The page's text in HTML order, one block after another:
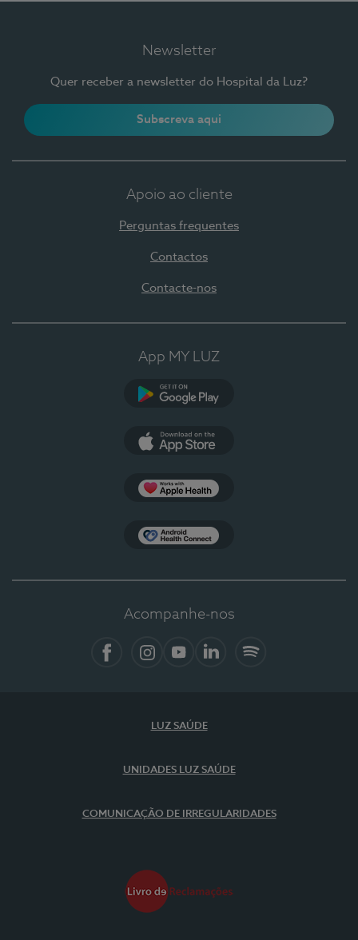
Newsletter
Quer receber a newsletter do Hospital da Luz?
Subscreva aqui
Apoio ao cliente
Perguntas frequentes
Contactos
Contacte-nos
App MY LUZ
Acompanhe-nos
LUZ SAÚDE
UNIDADES LUZ SAÚDE
COMUNICAÇÃO DE IRREGULARIDADES